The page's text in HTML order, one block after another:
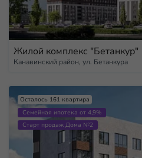
Жилой комплекс "Бетанкур"
Канавинский район, ул. Бетанкура
Семейная ипотека от 4,9%
Старт продаж Дома №2
Осталось 161 квартира